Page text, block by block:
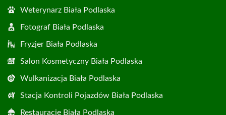
Weterynarz Biała Podlaska
Fotograf Biała Podlaska
Fryzjer Biała Podlaska
Salon Kosmetyczny Biała Podlaska
Wulkanizacja Biała Podlaska
Stacja Kontroli Pojazdów Biała Podlaska
Restauracje Biała Podlaska